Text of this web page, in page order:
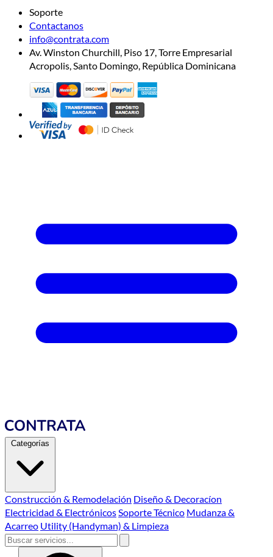
Soporte
Contactanos
info@contrata.com
Av. Winston Churchill, Piso 17, Torre Empresarial
Acropolis, Santo Domingo, República Dominicana
Categorías
Construcción & Remodelación Diseño & Decoracíon
Electricidad & ElectrónicosSoporte Técnico Mudanza &
Acarreo Utility (Handyman) & Limpieza